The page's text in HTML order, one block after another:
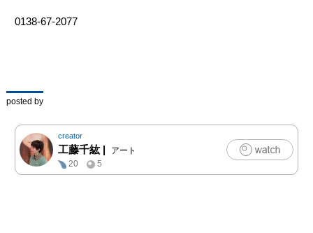
0138-67-2077
posted by
creator
工藤千紘|
アート
20
5